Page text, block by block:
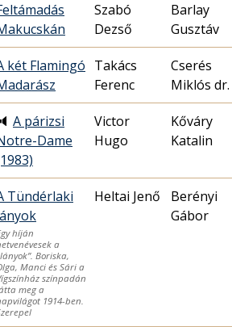
Szabó
Dezső
Barlay
Gusztáv
két Flamingó Takács
Ferenc
Cserés
Miklós dr.
🔈 A párizsi
Dame
Victor
Hugo
Kőváry
Katalin
Tündérlaki
híján
a
Boriska,
Manci és Sári a
színpadán
meg a
1914-ben.
Heltai Jenő
Berényi
Gábor